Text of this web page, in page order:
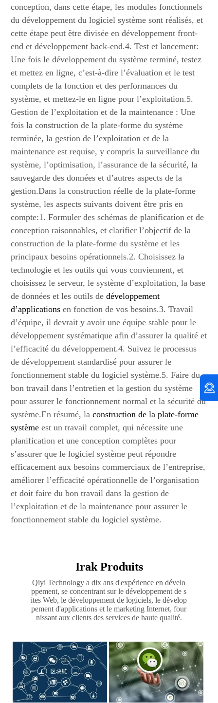
conception, dans cette étape, les modules fonctionnels
du développement du logiciel système sont réalisés, et
cette étape peut être divisée en développement front-
end et développement back-end.4. Test et lancement:
Une fois le développement du système terminé, testez
et mettez en ligne, c’est-à-dire l’évaluation et le test
complets de la fonction et des performances du
système, et mettez-le en ligne pour l’exploitation.5.
Gestion de l’exploitation et de la maintenance : Une
fois la construction de la plate-forme du système
terminée, la gestion de l’exploitation et de la
maintenance est requise, y compris la surveillance du
système, l’optimisation, l’assurance de la sécurité, la
sauvegarde des données et d’autres aspects de la
gestion.Dans la construction réelle de la plate-forme
système, les aspects suivants doivent être pris en
compte:1. Formuler des schémas de planification et de
conception raisonnables, et clarifier l’objectif de la
construction de la plate-forme du système et les
principaux besoins opérationnels.2. Choisissez la
technologie et les outils qui vous conviennent, et
choisissez le serveur, le système d’exploitation, la base
de données et les outils dedéveloppement
d’applications en fonction de vos besoins.3. Travail
d’équipe, il devrait y avoir une équipe stable pour le
développement systématique afin d’assurer la qualité et
l’efficacité du développement.4. Suivez le processus
de développement standardisé pour assurer le
fonctionnement stable du logiciel système.5. Faire du
bon travail dans l’entretien et la gestion du système
pour assurer le fonctionnement normal et la sécurité du
système.En résumé, laconstruction de la plate-forme
système est un travail complet, qui nécessite une
planification et une conception complètes pour
s’assurer que le logiciel système peut répondre
efficacement aux besoins commerciaux de l’entreprise,
améliorer l’efficacité opérationnelle de l’organisation
et doit faire du bon travail dans la gestion de
l’exploitation et de la maintenance pour assurer le
fonctionnement stable du logiciel système.
Irak Produits
Qiyi Technology a dix ans d'expérience en dévelo
ppement, se concentrant sur le développement de s
ites Web, le développement de logiciels, le dévelop
pement d'applications et le marketing Internet, four
nissant aux clients des services de haute qualité.